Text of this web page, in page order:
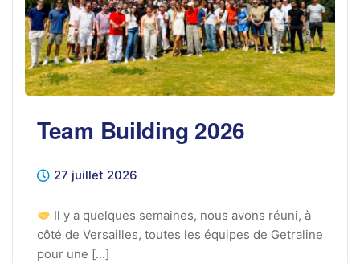
Team Building 2026
27 juillet 2026
Il y a quelques semaines, nous avons réuni, à
côté de Versailles, toutes les équipes de Getraline
pour une [...]